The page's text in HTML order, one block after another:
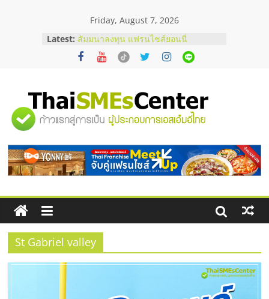
Friday, August 7, 2026
Latest: สัมมนาลงทุน แฟรนไชส์ยอนนี่
ThaiFranchise Meet Up จับคู่แฟรน
ไชส์ ครั้งที่ 8
บริษัท Cybersecurity ในไทยที่ไหนดี?
วิธีเลือกผู้ให้บริการให้คุ้มค่าและตอบ
โจทย์ธุรกิจ
เริ่มยังไงให้ผ่านฉลุย
สัมมนาออนไลน์ โอกาสบริหารสถานี
บริการน้ำมัน Shell
"ศูนย์
รวม
ข้อมูล
ธุรกิจ
SME
St Gabriel valley